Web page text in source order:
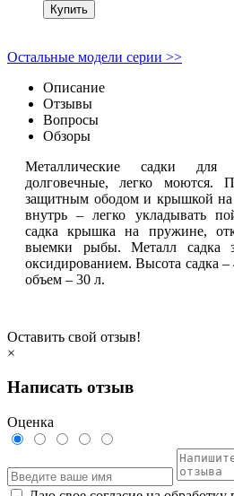
Купить
Остальные модели серии >>
Описание
Отзывы
Вопросы
Обзоры
Металлические садки
долговечные, легко моются.
защитным ободом и крышкой на
внутрь – легко укладывать
садка крышка на пружине,
выемки рыбы. Металл садка
оксидированием. Высота садка
объем – 30 л.
Оставить свой отзыв!
×
Написать отзыв
Оценка